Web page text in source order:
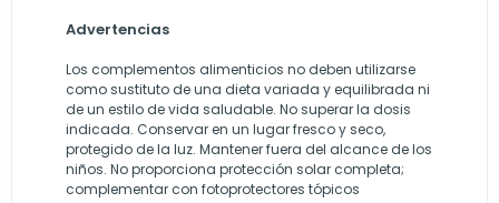
Advertencias
Los complementos alimenticios no deben utilizarse
como sustituto de una dieta variada y equilibrada ni
de un estilo de vida saludable. No superar la dosis
indicada. Conservar en un lugar fresco y seco,
protegido de la luz. Mantener fuera del alcance de los
niños. No proporciona protección solar completa;
complementar con fotoprotectores tópicos